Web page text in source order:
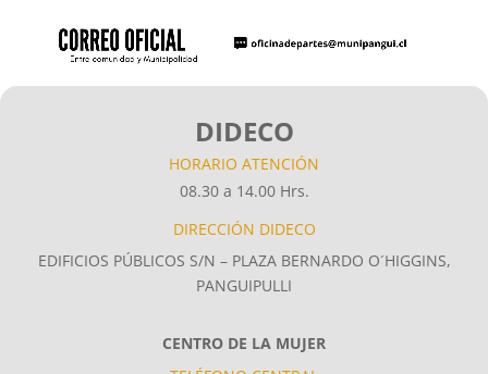
DIDECO
HORARIO ATENCIÓN
08.30 a 14.00 Hrs.
DIRECCIÓN DIDECO
EDIFICIOS PÚBLICOS S/N – PLAZA BERNARDO O´HIGGINS,
PANGUIPULLI
CENTRO DE LA MUJER